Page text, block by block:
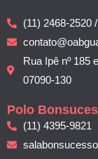
(11) 2468-2520
Rua Ipê nº 185
07090-130
Polo
(11) 4395-9821